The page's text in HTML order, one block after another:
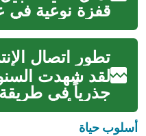
قفزة نوعية في
اللاسلكية، حيث
يمكن للهواتف
تطور اتصال
لقد شهدت
جذرياً في طريقة
عبر الأجهزة
الأولى التي
أسلوب حياة